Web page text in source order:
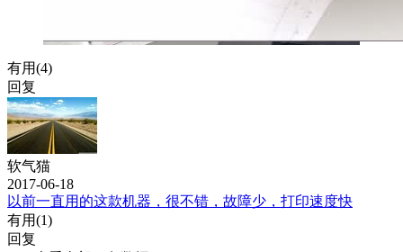
有用(4)
回复
软气猫
2017-06-18
以前一直用的这款机器，很不错，故障少，打印速度快
有用(1)
回复